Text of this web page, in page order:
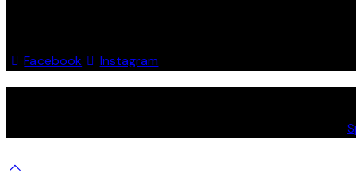
Facebook Instagram
KPH Rača© 2026. Všetky práva vyhradené. Powered by